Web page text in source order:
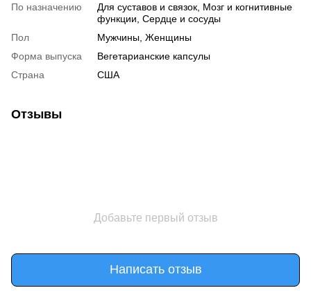
По назначению
Для суставов и связок, Мозг и когнитивные
функции, Сердце и сосуды
Пол
Мужчины, Женщины
Форма выпуска
Вегетарианские капсулы
Страна
США
Отзывы
Добавьте первый отзыв
Написать отзыв